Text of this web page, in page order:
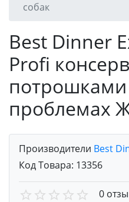
собак
Best Dinner
Profi
проблемах
Производители Best
Код Товара: 13356
0